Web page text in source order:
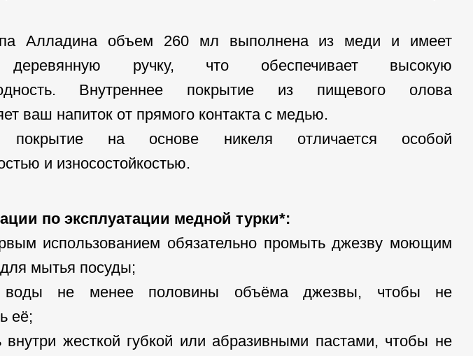
Алладина объем 260 мл выполнена из меди и имеет
деревянную ручку, что обеспечивает высокую
Внутреннее покрытие из пищевого олова
ваш напиток от прямого контакта с медью.
покрытие на основе никеля отличается особой
и износостойкостью.
по эксплуатации медной турки*:
использованием обязательно промыть джезву моющим
мытья посуды;
воды не менее половины объёма джезвы, чтобы не
её;
внутри жесткой губкой или абразивными пастами, чтобы не